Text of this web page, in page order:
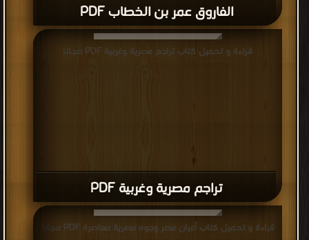
الفاروق عمر بن الخطاب PDF
تراجم مصرية وغربية PDF
قراءة و تحميل كتاب تراجم مصرية وغربية PDF مجانا
قراءة و تحميل كتاب أعيان مصر وجوه مصرية معاصرة PDF مجانا